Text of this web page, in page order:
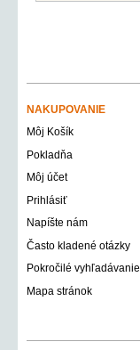
NAKUPOVANIE
Môj Košík
Pokladňa
Môj účet
Prihlásiť
Napíšte nám
Často kladené otázky
Pokročilé vyhľadávanie
Mapa stránok